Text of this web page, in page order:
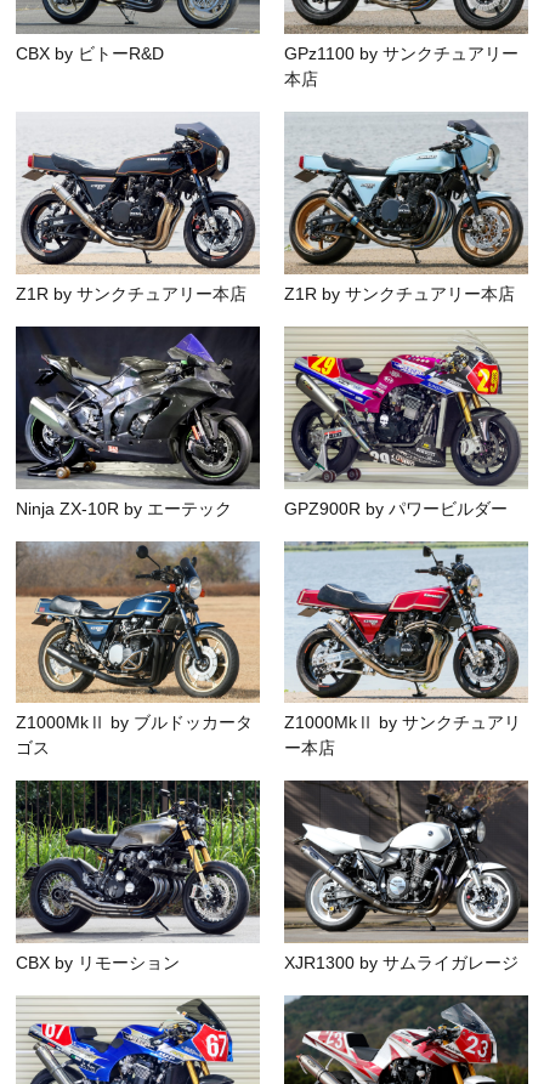
CBX by ビトーR&D
GPz1100 by サンクチュアリー
本店
Z1R by サンクチュアリー本店 Z1R by サンクチュアリー本店
Ninja ZX-10R by エーテック GPZ900R by パワービルダー
Z1000MkⅡ by ブルドッカータ
ゴス
Z1000MkⅡ by サンクチュアリ
ー本店
CBX by リモーション XJR1300 by サムライガレージ